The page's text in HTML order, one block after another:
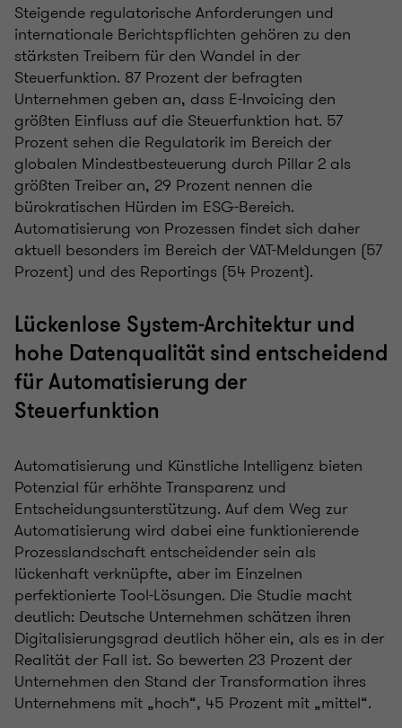
Steigende regulatorische Anforderungen und
internationale Berichtspflichten gehören zu den
stärksten Treibern für den Wandel in der
Steuerfunktion. 87 Prozent der befragten
Unternehmen geben an, dass E-Invoicing den
größten Einfluss auf die Steuerfunktion hat. 57
Prozent sehen die Regulatorik im Bereich der
globalen Mindestbesteuerung durch Pillar 2 als
größten Treiber an, 29 Prozent nennen die
bürokratischen Hürden im ESG-Bereich.
Automatisierung von Prozessen findet sich daher
aktuell besonders im Bereich der VAT-Meldungen (57
Prozent) und des Reportings (54 Prozent).
Lückenlose System-Architektur und
hohe Datenqualität sind entscheidend
für Automatisierung der
Steuerfunktion
Automatisierung und Künstliche Intelligenz bieten
Potenzial für erhöhte Transparenz und
Entscheidungsunterstützung. Auf dem Weg zur
Automatisierung wird dabei eine funktionierende
Prozesslandschaft entscheidender sein als
lückenhaft verknüpfte, aber im Einzelnen
perfektionierte Tool-Lösungen. Die Studie macht
deutlich: Deutsche Unternehmen schätzen ihren
Digitalisierungsgrad deutlich höher ein, als es in der
Realität der Fall ist. So bewerten 23 Prozent der
Unternehmen den Stand der Transformation ihres
Unternehmens mit „hoch“, 45 Prozent mit „mittel“.